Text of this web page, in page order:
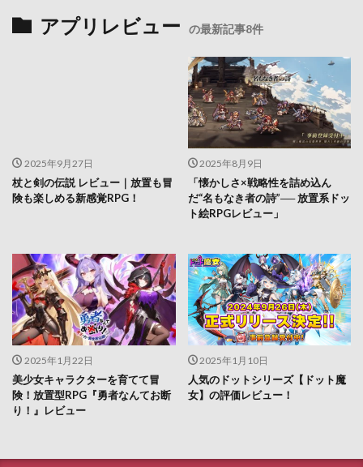
アプリレビュー の最新記事8件
2025年9月27日
杖と剣の伝説 レビュー｜放置も冒
険も楽しめる新感覚RPG！
2025年8月9日
「懐かしさ×戦略性を詰め込ん
だ“名もなき者の詩”── 放置系ドッ
ト絵RPGレビュー」
2025年1月22日
美少女キャラクターを育てて冒
険！放置型RPG『勇者なんてお断
り！』レビュー
2025年1月10日
人気のドットシリーズ【ドット魔
女】の評価レビュー！